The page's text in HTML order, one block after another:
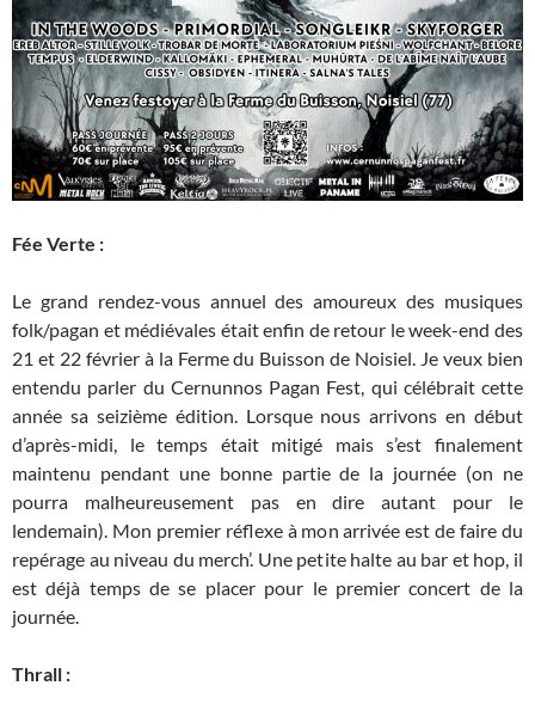
Fée Verte :
Le grand rendez-vous annuel des amoureux des musiques
folk/pagan et médiévales était enfin de retour le week-end des
21 et 22 février à la Ferme du Buisson de Noisiel. Je veux bien
entendu parler du Cernunnos Pagan Fest, qui célébrait cette
année sa seizième édition. Lorsque nous arrivons en début
d’après-midi, le temps était mitigé mais s’est finalement
maintenu pendant une bonne partie de la journée (on ne
pourra malheureusement pas en dire autant pour le
lendemain). Mon premier réflexe à mon arrivée est de faire du
repérage au niveau du merch’. Une petite halte au bar et hop, il
est déjà temps de se placer pour le premier concert de la
journée.
Thrall :